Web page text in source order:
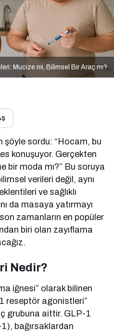
Mucize mi, Bilimsel Bir Araç mı?
şöyle sordu: “Hocam, bu
konuşuyor. Gerçekten
bir moda mı?” Bu soruya
verileri değil, aynı
ve sağlıklı
da masaya yatırmayı
zamanların en popüler
biri olan zayıflama
Nedir?
iğnesi” olarak bilinen
reseptör agonistleri”
grubuna aittir. GLP-1
bağırsaklardan